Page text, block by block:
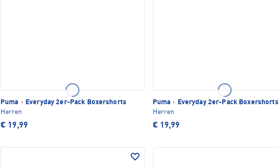
Puma ·
Everyday 2er-Pack Boxershorts
Herren
€ 19,99
Puma ·
Everyday 2er-Pack Boxershorts
Herren
€ 19,99